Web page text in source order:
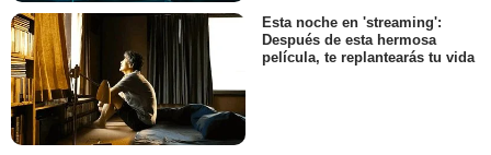
Esta noche en 'streaming':
Después de esta hermosa
película, te replantearás tu vida